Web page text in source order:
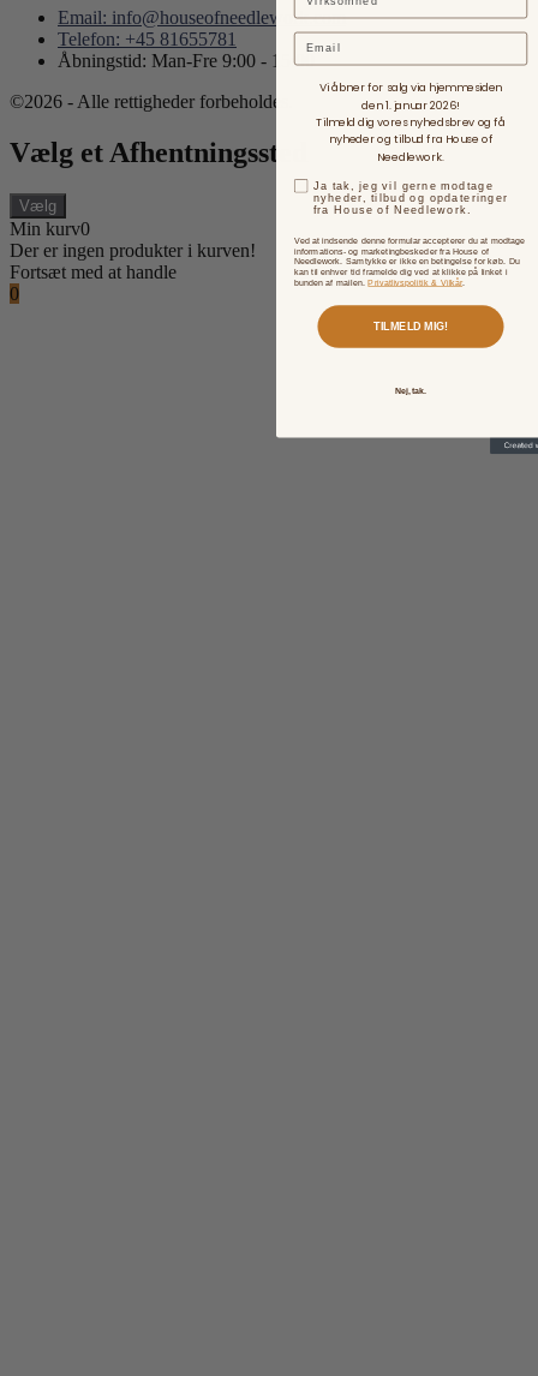
Email: info@houseofneedlework.com
Telefon: +45 81655781
Åbningstid: Man-Fre 9:00 - 15:00
©2026 - Alle rettigheder forbeholdes.
Vælg et Afhentningssted
Vælg
Min kurv0
Der er ingen produkter i kurven!
Fortsæt med at handle
0
Email
Vi åbner for salg via hjemmesiden
den 1. januar 2026!
Tilmeld dig vores nyhedsbrev og få
nyheder og tilbud fra House of
Needlework.
Ja tak, jeg vil gerne modtage
nyheder, tilbud og opdateringer
fra House of Needlework.
Ved at indsende denne formular accepterer du at modtage
informations- og marketingbeskeder fra House of
Needlework. Samtykke er ikke en betingelse for køb. Du
kan til enhver tid framelde dig ved at klikke på linket i
bunden af mailen.Privatlivspolitik & Vilkår.
TILMELD MIG!
Nej, tak.